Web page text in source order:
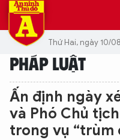
Thứ Hai, ngày 10/
PHÁP LUẬT
Ấn định ngày
và Phó Chủ
trong vụ “trùm